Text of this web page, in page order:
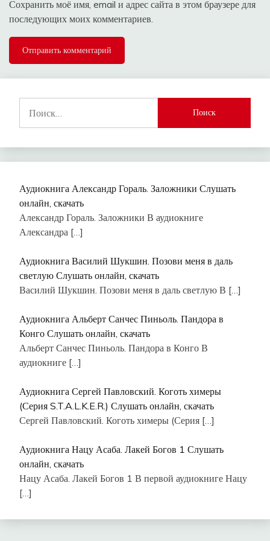
Сохранить моё имя, email и адрес сайта в этом браузере для
последующих моих комментариев.
Аудиокнига Александр Гораль. Заложники Слушать
онлайн, скачать
Александр Гораль. Заложники В аудиокниге
Александра […]
Аудиокнига Василий Шукшин. Позови меня в даль
светлую Слушать онлайн, скачать
Василий Шукшин. Позови меня в даль светлую В […]
Аудиокнига Альберт Санчес Пиньоль. Пандора в
Конго Слушать онлайн, скачать
Альберт Санчес Пиньоль. Пандора в Конго В
аудиокниге […]
Аудиокнига Сергей Павловский. Коготь химеры
(Серия S.T.A.L.K.E.R.) Слушать онлайн, скачать
Сергей Павловский. Коготь химеры (Серия […]
Аудиокнига Нацу Асаба. Лакей Богов 1 Слушать
онлайн, скачать
Нацу Асаба. Лакей Богов 1 В первой аудиокниге Нацу
[…]